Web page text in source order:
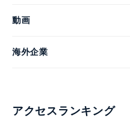
動画
海外企業
アクセスランキング